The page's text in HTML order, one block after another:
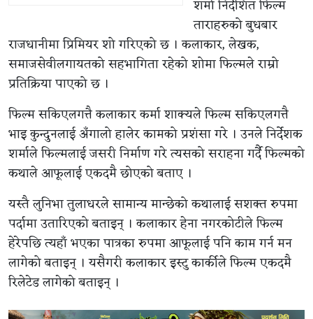
शर्मा निर्देशित फिल्म
ताराहरुको बुधबार
राजधानीमा प्रिमियर शो गरिएको छ । कलाकार, लेखक,
समाजसेवीलगायतको सहभागिता रहेको शोमा फिल्मले राम्रो
प्रतिक्रिया पाएको छ ।
फिल्म सकिएलगत्तै कलाकार कर्मा शाक्यले फिल्म सकिएलगत्तै
भाइ कुन्दुनलाई अँगालो हालेर कामको प्रशंसा गरे । उनले निर्देशक
शर्माले फिल्मलाई जसरी निर्माण गरे त्यसको सराहना गर्दै फिल्मको
कथाले आफूलाई एकदमै छोएको बताए ।
यस्तै लुनिभा तुलाधरले सामान्य मान्छेको कथालाई सशक्त रुपमा
पर्दामा उतारिएको बताइन् । कलाकार हेना नगरकोटीले फिल्म
हेरेपछि त्यहाँ भएका पात्रका रुपमा आफूलाई पनि काम गर्न मन
लागेको बताइन् । यसैगरी कलाकार इस्टु कार्कीले फिल्म एकदमै
रिलेटेड लागेको बताइन् ।